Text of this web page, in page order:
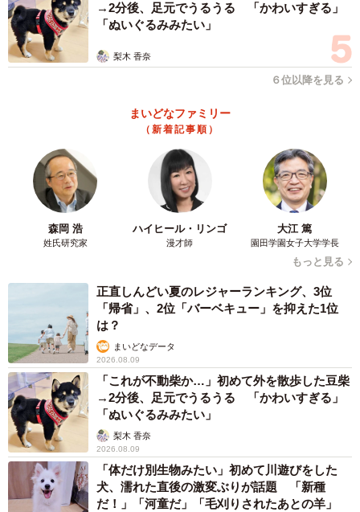
→2分後、足元でうるうる 「かわいすぎる」
「ぬいぐるみみたい」
梨木 香奈
６位以降を見る
まいどなファミリー
（新着記事順）
森岡 浩
姓氏研究家
ハイヒール・リンゴ
漫才師
大江 篤
園田学園女子大学学長
もっと見る
正直しんどい夏のレジャーランキング、3位
「帰省」、2位「バーベキュー」を抑えた1位
は？
まいどなデータ
2026.08.09
「これが不動柴か…」初めて外を散歩した豆柴
→2分後、足元でうるうる 「かわいすぎる」
「ぬいぐるみみたい」
梨木 香奈
2026.08.09
「体だけ別生物みたい」初めて川遊びをした
犬、濡れた直後の激変ぶりが話題 「新種
だ！」「河童だ」「毛刈りされたあとの羊」